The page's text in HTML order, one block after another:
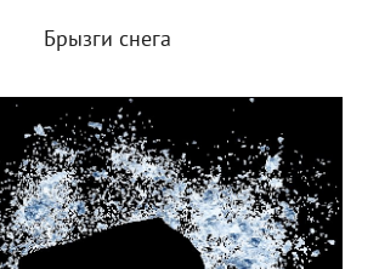
Брызги снега